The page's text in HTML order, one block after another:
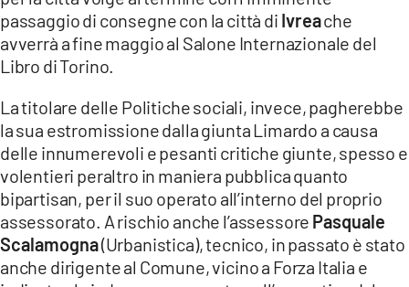
passaggio di consegne con la città di Ivreache
avverrà a fine maggio al Salone Internazionale del
Libro di Torino.
La titolare delle Politiche sociali, invece, pagherebbe
la sua estromissione dalla giunta Limardo a causa
delle innumerevoli e pesanti critiche giunte, spesso e
volentieri peraltro in maniera pubblica quanto
bipartisan, per il suo operato all’interno del proprio
assessorato. A rischio anche l’assessore Pasquale
Scalamogna(Urbanistica), tecnico, in passato è stato
anche dirigente al Comune, vicino a Forza Italia e